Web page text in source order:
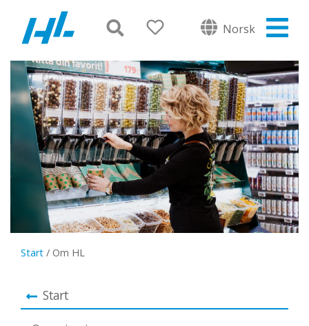
Norsk
Start / Om HL
Start